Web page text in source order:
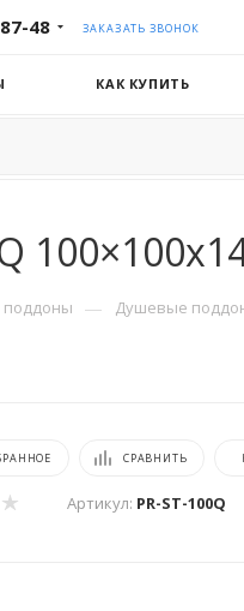
48 ЗАКАЗАТЬ ЗВОНОК
КАК КУПИТЬ
— Душевые
СРАВНИТЬ
Артикул: PR-ST-100Q